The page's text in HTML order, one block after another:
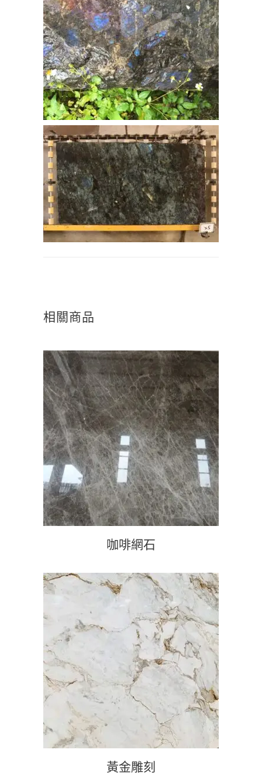
相關商品
查看內容
咖啡網石
查看內容
黃金雕刻